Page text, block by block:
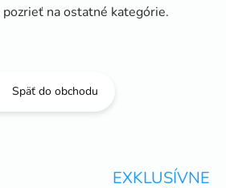
na ostatné kategórie.
Späť do obchodu
EXKLUSÍVNE